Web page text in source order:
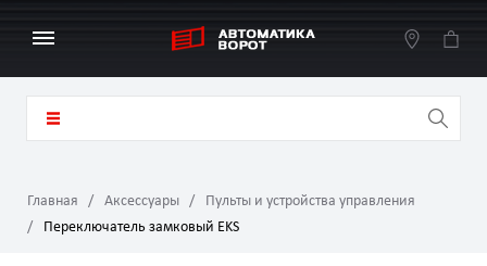
Главная Аксессуары
Пульты и устройства управления
Переключатель замковый EKS